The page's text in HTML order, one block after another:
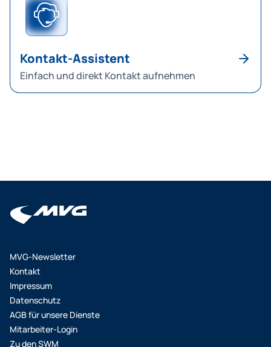
Kontakt-Assistent
Einfach und direkt Kontakt aufnehmen
MVG-Newsletter
Kontakt
Impressum
Datenschutz
AGB für unsere Dienste
Mitarbeiter-Login
Zu den SWM